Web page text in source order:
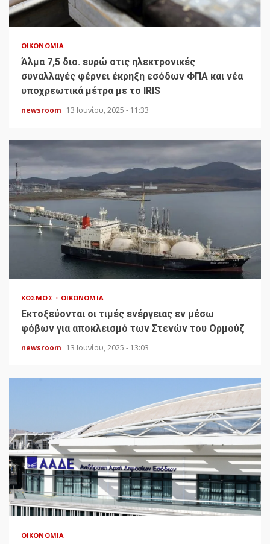
ΟΙΚΟΝΟΜΊΑ
Άλμα 7,5 δισ. ευρώ στις ηλεκτρονικές
συναλλαγές φέρνει έκρηξη εσόδων ΦΠΑ και νέα
υποχρεωτικά μέτρα με το IRIS
newsroom 13 Ιουνίου, 2025 - 11:33
ΚΌΣΜΟΣ ΟΙΚΟΝΟΜΊΑ
Εκτοξεύονται οι τιμές ενέργειας εν μέσω
φόβων για αποκλεισμό των Στενών του Ορμούζ
newsroom 13 Ιουνίου, 2025 - 13:03
ΟΙΚΟΝΟΜΊΑ